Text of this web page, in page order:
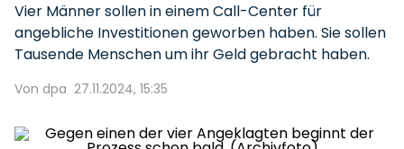
Vier Männer sollen in einem Call-Center für
angebliche Investitionen geworben haben. Sie sollen
Tausende Menschen um ihr Geld gebracht haben.
Von dpa 27.11.2024, 15:35